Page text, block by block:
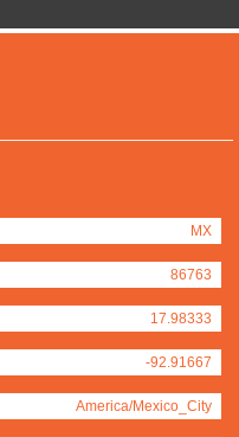
MX
86763
17.98333
-92.91667
America/Mexico_City